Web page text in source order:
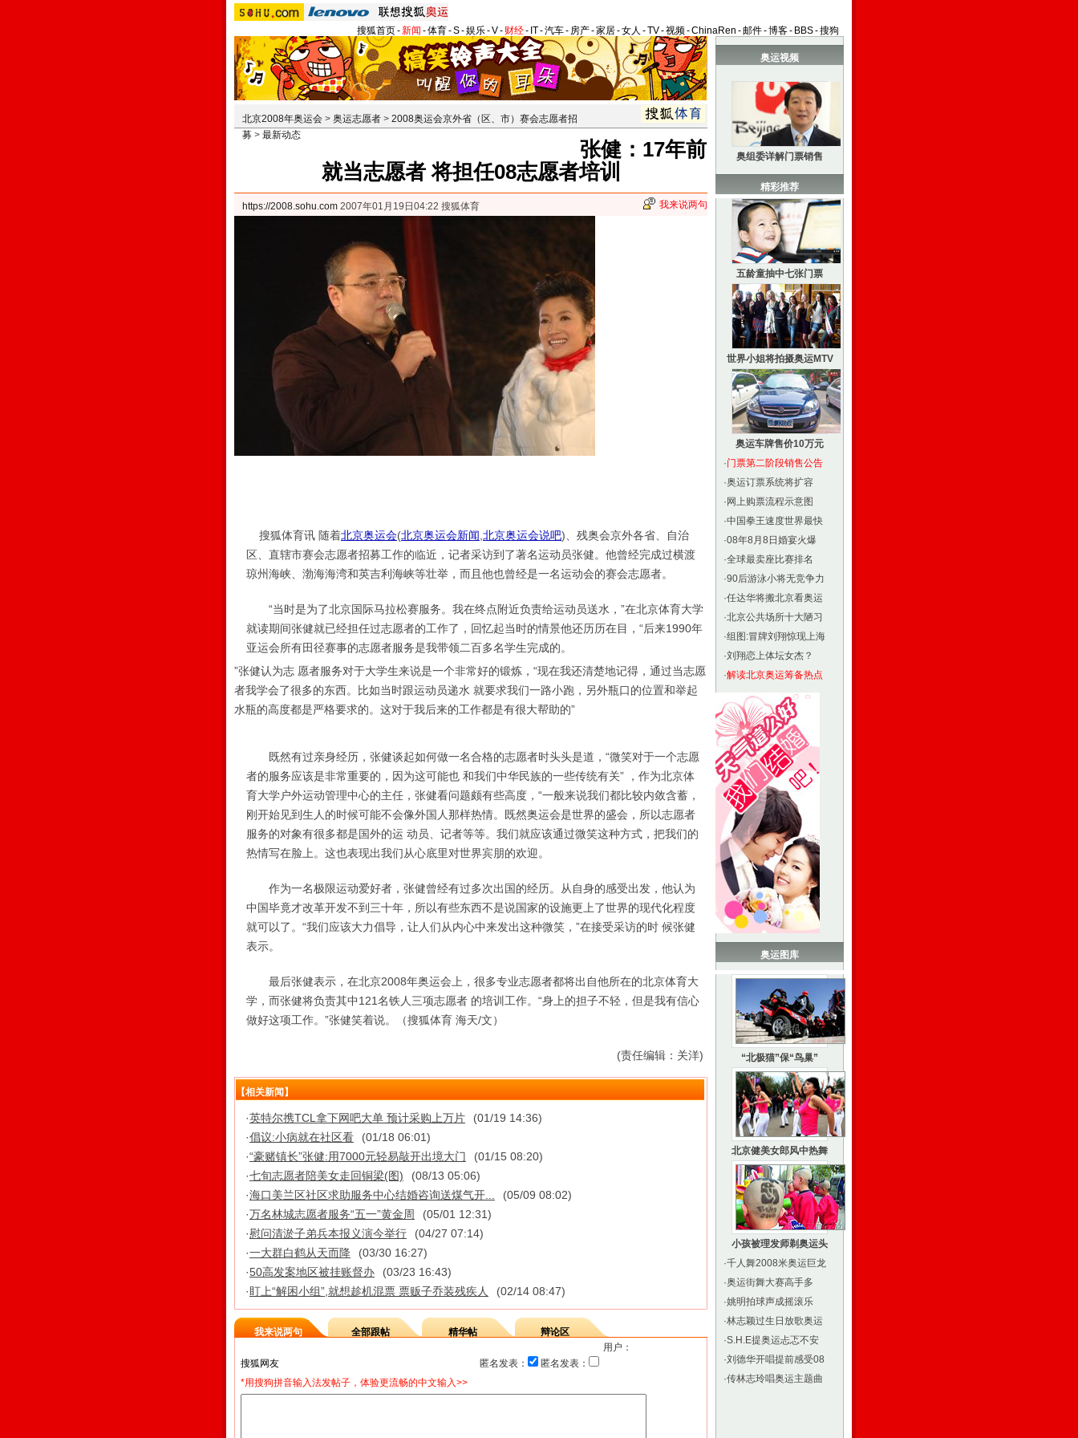
搜狐首页-新闻 -体育-S-娱乐-V- 财经- IT-汽车- 房产-家居-女人 -TV-视频-ChinaRen -邮件-博客- BBS-搜狗
北京2008年奥运会 > 奥运志愿者 > 2008奥运会京外省（区、市）赛会志愿者招
募 > 最新动态
张健：17年前
就当志愿者 将担任08志愿者培训
https://2008.sohu.com 2007年01月19日04:22 搜狐体育 我来说两句
搜狐体育讯 随着北京奥运会(北京奥运会新闻 北京奥运会说吧) 、残奥会京外各省、自治
区、直辖市赛会志愿者招募工作的临近，记者采访到了著名运动员张健。他曾经完成过横渡
琼州海峡、渤海海湾和英吉利海峡等壮举，而且他也曾经是一名运动会的赛会志愿者。
“当时是为了北京国际马拉松赛服务。我在终点附近负责给运动员送水，”在北京体育大学
就读期间张健就已经担任过志愿者的工作了，回忆起当时的情景他还历历在目，“后来1990年
亚运会所有田径赛事的志愿者服务是我带领二百多名学生完成的。
”张健认为志 愿者服务对于大学生来说是一个非常好的锻炼，“现在我还清楚地记得，通过当志愿
者我学会了很多的东西。比如当时跟运动员递水 就要求我们一路小跑，另外瓶口的位置和举起
水瓶的高度都是严格要求的。这对于我后来的工作都是有很大帮助的”
既然有过亲身经历，张健谈起如何做一名合格的志愿者时头头是道，“微笑对于一个志愿
者的服务应该是非常重要的，因为这可能也 和我们中华民族的一些传统有关” ，作为北京体
育大学户外运动管理中心的主任，张健看问题颇有些高度，“一般来说我们都比较内敛含蓄，
刚开始见到生人的时候可能不会像外国人那样热情。既然奥运会是世界的盛会，所以志愿者
服务的对象有很多都是国外的运 动员、记者等等。我们就应该通过微笑这种方式，把我们的
热情写在脸上。这也表现出我们从心底里对世界宾朋的欢迎。
作为一名极限运动爱好者，张健曾经有过多次出国的经历。从自身的感受出发，他认为
中国毕竟才改革开发不到三十年，所以有些东西不是说国家的设施更上了世界的现代化程度
就可以了。“我们应该大力倡导，让人们从内心中来发出这种微笑，”在接受采访的时 候张健
表示。
最后张健表示，在北京2008年奥运会上，很多专业志愿者都将出自他所在的北京体育大
学，而张健将负责其中121名铁人三项志愿者 的培训工作。“身上的担子不轻，但是我有信心
做好这项工作。”张健笑着说。（搜狐体育 海天/文）
(责任编辑：关洋)
【相关新闻】
·英特尔携TCL拿下网吧大单 预计采购上万片
(01/19 14:36)
·倡议:小病就在社区看
(01/18 06:01)
·“豪赌镇长”张健:用7000元轻易敲开出境大门
(01/15 08:20)
·七旬志愿者陪美女走回铜梁(图)
(08/13 05:06)
·海口美兰区社区求助服务中心结婚咨询送煤气开...
(05/09 08:02)
·万名林城志愿者服务“五一”黄金周
(05/01 12:31)
·慰问清淤子弟兵本报义演今举行
(04/27 07:14)
·一大群白鹤从天而降
(03/30 16:27)
·50高发案地区被挂账督办
(03/23 16:43)
·盯上“解困小组”,就想趁机混票 票贩子乔装残疾人 (02/14 08:47)
我来说两句 全部跟帖 精华帖
辩论区
用户：
匿名发表：
匿名发表：
*用搜狗拼音输入法发帖子，体验更流畅的中文输入>>
奥运视频
奥组委详解门票销售
精彩推荐
五龄童抽中七张门票
世界小姐将拍摄奥运MTV
奥运车牌售价10万元
·门票第二阶段销售公告
·奥运订票系统将扩容
· 网上购票流程示意图
·中国拳王速度世界最快
·08年8月8日婚宴火爆
·全球最卖座比赛排名
·90后游泳小将无竞争力
·任达华将搬北京看奥运
·北京公共场所十大陋习
·组图:冒牌刘翔惊现上海
·刘翔恋上体坛女杰？
·解读北京奥运筹备热点
奥运图库
“北极猫”保“鸟巢”
北京健美女郎风中热舞
小孩被理发师剃奥运头
·千人舞2008米奥运巨龙
·奥运街舞大赛高手多
·姚明拍球声成摇滚乐
·林志颖过生日放歌奥运
·S.H.E提奥运忐忑不安
·刘德华开唱提前感受08
·传林志玲唱奥运主题曲